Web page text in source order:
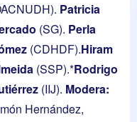
Patricia
(SG). Perla
(CDHDF).Hiram
(SSP).*Rodrigo
(IIJ). Modera:
Hernández,